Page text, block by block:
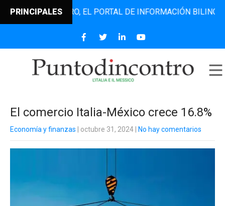
PRINCIPALESEL PORTAL DE INFORMACIÓN BILINGÜE
El comercio Italia-México crece 16.8%
Economía y finanzas | octubre 31, 2024 No hay comentarios